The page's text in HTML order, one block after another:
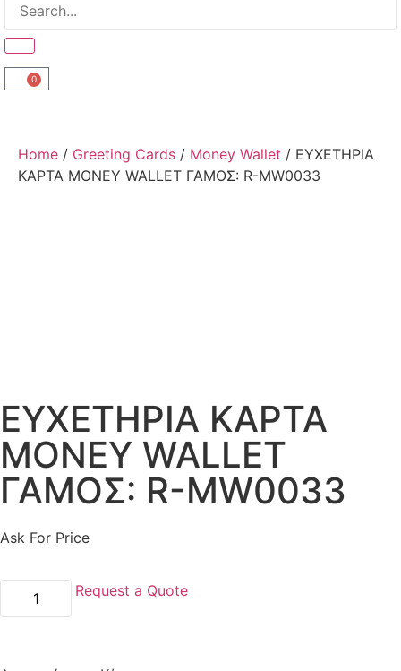
0
Home / Greeting Cards / Money Wallet / ΕΥΧΕΤΗΡΙΑ
ΚΑΡΤΑ MONEY WALLET ΓΑΜΟΣ: R-MW0033
ΕΥΧΕΤΗΡΙΑ ΚΑΡΤΑ
MONEY WALLET
ΓΑΜΟΣ: R-MW0033
Ask For Price
Request a Quote